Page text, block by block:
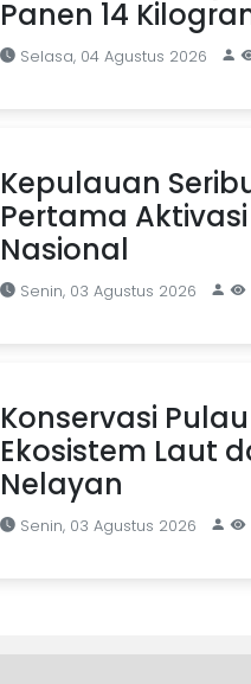
Panen 14
Selasa, 04 Agustus 2026
Kepulauan
Pertama Aktivasi
Nasional
Senin, 03 Agustus 2026
Konservasi
Ekosistem Laut
Nelayan
Senin, 03 Agustus 2026